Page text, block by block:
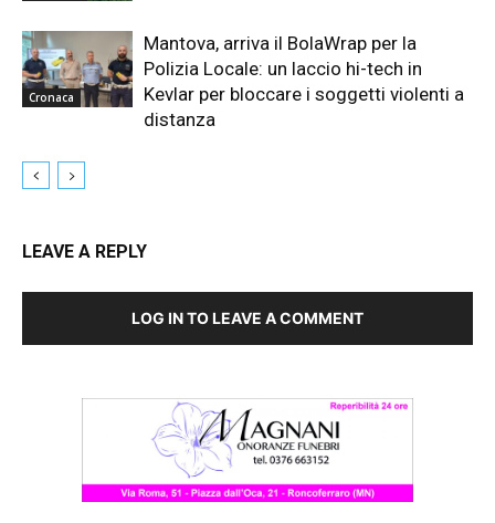
Cronaca
Mantova, arriva il BolaWrap per la
Polizia Locale: un laccio hi-tech in
Kevlar per bloccare i soggetti violenti a
distanza
LEAVE A REPLY
LOG IN TO LEAVE A COMMENT